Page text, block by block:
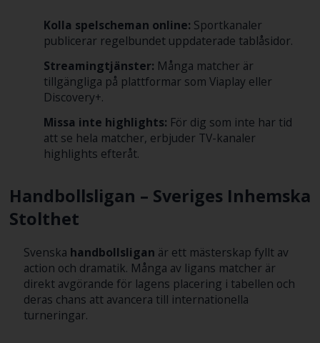
Kolla spelscheman online: Sportkanaler
publicerar regelbundet uppdaterade tablåsidor.
Streamingtjänster: Många matcher är
tillgängliga på plattformar som Viaplay eller
Discovery+.
Missa inte highlights: För dig som inte har tid
att se hela matcher, erbjuder TV-kanaler
highlights efteråt.
Handbollsligan – Sveriges Inhemska
Stolthet
Svenska handbollsligan är ett mästerskap fyllt av
action och dramatik. Många av ligans matcher är
direkt avgörande för lagens placering i tabellen och
deras chans att avancera till internationella
turneringar.